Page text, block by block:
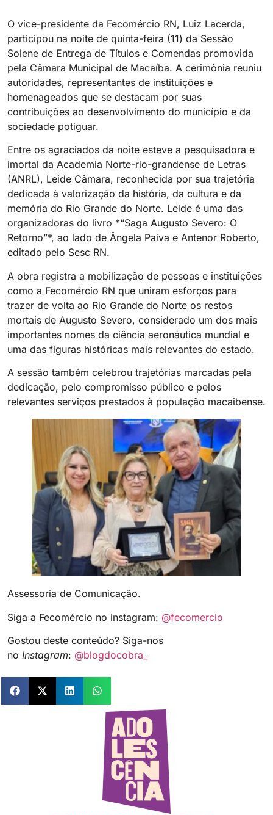
O vice-presidente da Fecomércio RN, Luiz Lacerda,
participou na noite de quinta-feira (11) da Sessão
Solene de Entrega de Títulos e Comendas promovida
pela Câmara Municipal de Macaíba. A cerimônia reuniu
autoridades, representantes de instituições e
homenageados que se destacam por suas
contribuições ao desenvolvimento do município e da
sociedade potiguar.
Entre os agraciados da noite esteve a pesquisadora e
imortal da Academia Norte-rio-grandense de Letras
(ANRL), Leide Câmara, reconhecida por sua trajetória
dedicada à valorização da história, da cultura e da
memória do Rio Grande do Norte. Leide é uma das
organizadoras do livro *“Saga Augusto Severo: O
Retorno”*, ao lado de Ângela Paiva e Antenor Roberto,
editado pelo Sesc RN.
A obra registra a mobilização de pessoas e instituições
como a Fecomércio RN que uniram esforços para
trazer de volta ao Rio Grande do Norte os restos
mortais de Augusto Severo, considerado um dos mais
importantes nomes da ciência aeronáutica mundial e
uma das figuras históricas mais relevantes do estado.
A sessão também celebrou trajetórias marcadas pela
dedicação, pelo compromisso público e pelos
relevantes serviços prestados à população macaibense.
Assessoria de Comunicação.
Siga a Fecomércio no instagram: @fecomercio
Gostou deste conteúdo? Siga-nos
no Instagram: @blogdocobra_